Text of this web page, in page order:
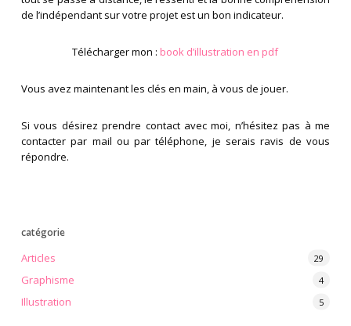
de l’indépendant sur votre projet est un bon indicateur.
Télécharger mon : book d’illustration en pdf
Vous avez maintenant les clés en main, à vous de jouer.
Si vous désirez prendre contact avec moi, n’hésitez pas à me
contacter par mail ou par téléphone, je serais ravis de vous
répondre.
catégorie
Articles 29
Graphisme 4
Illustration 5